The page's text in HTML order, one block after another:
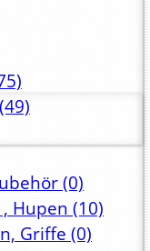
(49)
(0)
Hupen (10)
Griffe (0)